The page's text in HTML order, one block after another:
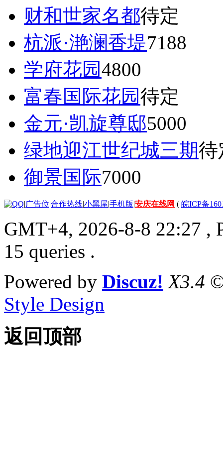
财和世家名都待定
杭派·滟澜香堤7188
学府花园4800
富春国际花园待定
金元·凯旋尊邸5000
绿地迎江世纪城三期待
御景国际7000
|广告位|合作热线|小黑屋|手机版|安庆在线网 ( 皖ICP备
GMT+4, 2026-8-8 22:27 ,
15 queries .
Powered by Discuz! X3.4
Style Design
返回顶部